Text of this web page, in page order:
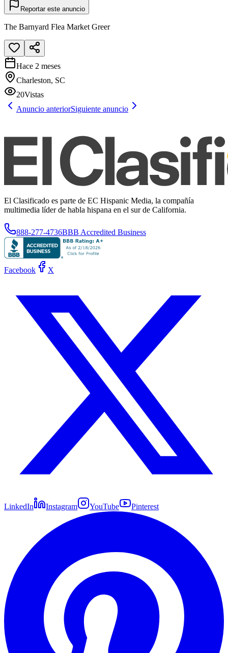
Reportar este anuncio
The Barnyard Flea Market Greer
Hace 2 meses
Charleston, SC
20Vistas
Anuncio anteriorSiguiente anuncio
El Clasificado es parte de EC Hispanic Media, la compañía
multimedia líder de habla hispana en el sur de California.
888-277-4736BBB Accredited Business
Facebook X
LinkedIn Instagram YouTube Pinterest